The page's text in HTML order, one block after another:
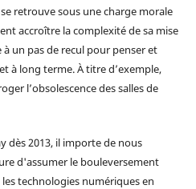
retrouve sous une charge morale
accroître la complexité de sa mise
un pas de recul pour penser et
à long terme. À titre d’exemple,
l’obsolescence des salles de
dès 2013, il importe de nous
d'assumer le bouleversement
technologies numériques en